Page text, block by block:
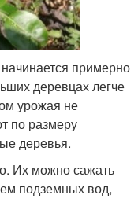
примерно
деревцах легче
урожая не
по размеру
деревья.
Их можно сажать
подземных вод,